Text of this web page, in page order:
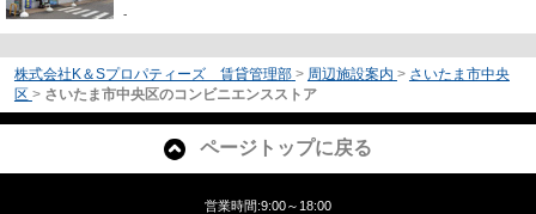
-
株式会社K＆Sプロパティーズ 賃貸管理部 > 周辺施設案内 > さいたま市中央
区 > さいたま市中央区のコンビニエンスストア
ページトップに戻る
営業時間:9:00～18:00